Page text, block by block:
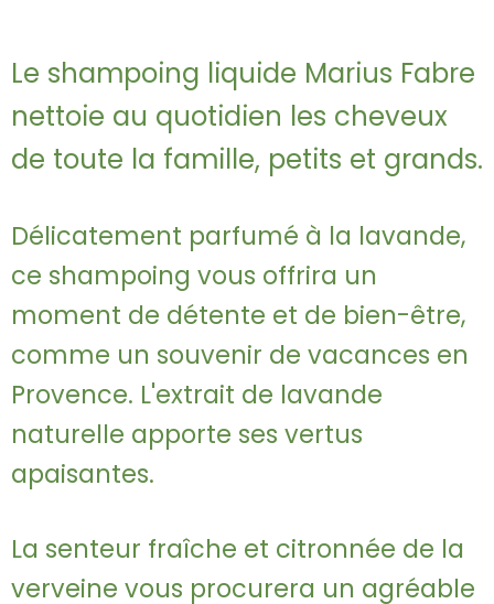
Le shampoing liquide Marius Fabre
nettoie au quotidien les cheveux
de toute la famille, petits et grands.
Délicatement parfumé à la lavande,
ce shampoing vous offrira un
moment de détente et de bien-être,
comme un souvenir de vacances en
Provence. L'extrait de lavande
naturelle apporte ses vertus
apaisantes.
La senteur fraîche et citronnée de la
verveine vous procurera un agréable